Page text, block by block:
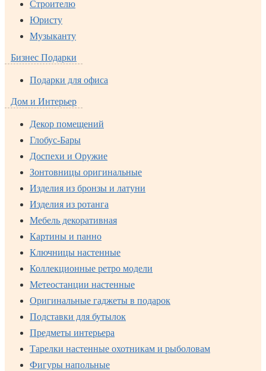
Строителю
Юристу
Музыканту
Бизнес Подарки
Подарки для офиса
Дом и Интерьер
Декор помещений
Глобус-Бары
Доспехи и Оружие
Зонтовницы оригинальные
Изделия из бронзы и латуни
Изделия из ротанга
Мебель декоративная
Картины и панно
Ключницы настенные
Коллекционные ретро модели
Метеостанции настенные
Оригинальные гаджеты в подарок
Подставки для бутылок
Предметы интерьера
Тарелки настенные охотникам и рыболовам
Фигуры напольные